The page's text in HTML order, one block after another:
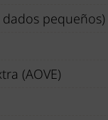
pequeños)
(AOVE)